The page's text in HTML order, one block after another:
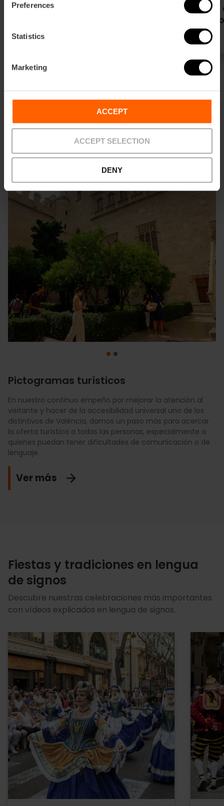
Preferences
Statistics
Marketing
ACCEPT
ACCEPT SELECTION
DENY
Ruta esencial para conocer
Ruta
Pictogramas turísticos
En nuestro continuo empeño por mejorar la atención al
visitante y hacer de la accesibilidad universal uno de los
distintivos de València, damos un paso más para acercar
la oferta turística a todas las personas, especialmente a
quienes puedan tener dificultades de comunicación o de
lenguaje.
Ver más
València es una ciudad abierta a todos, y nuestros hoteles
y espacios para eventos ponen todas las medidas posibles
para ser accesibles a personas con cualquier tipo de
discapacidad. Si estás pensando en organizar un evento
aquí, tú también puedes ayudar a hacerlo accesible.
Descargar
Fiestas y tradiciones en lengua
de signos
Descubre nuestras celebraciones más importantes
con vídeos explicados en lengua de signos.